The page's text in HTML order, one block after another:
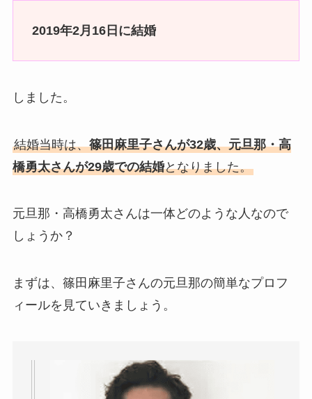
2019年2月16日に結婚
しました。
結婚当時は、篠田麻里子さんが32歳、元旦那・高
橋勇太さんが29歳での結婚となりました。
元旦那・高橋勇太さんは一体どのような人なので
しょうか？
まずは、篠田麻里子さんの元旦那の簡単なプロフ
ィールを見ていきましょう。